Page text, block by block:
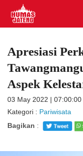
Apresiasi
Aspek
03 May 2022 |
Kategori : Pariwisata
Bagikan :